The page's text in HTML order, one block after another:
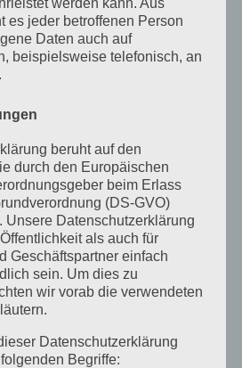
werden kann. Aus
es jeder betroffenen Person
Daten auch auf
beispielsweise telefonisch, an
beruht auf den
durch den Europäischen
beim Erlass
(DS-GVO)
Unsere Datenschutzerklärung
als auch für
Geschäftspartner einfach
sein. Um dies zu
wir vorab die verwendeten
Datenschutzerklärung
Begriffe: